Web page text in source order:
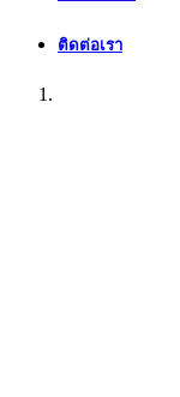
ติดต่อเรา